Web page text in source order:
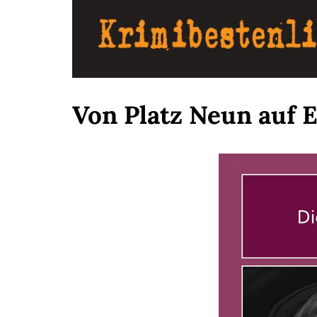
Von Platz Neun auf